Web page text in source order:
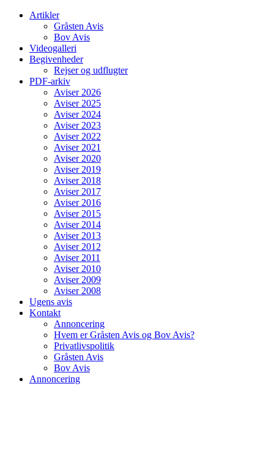
Artikler
Gråsten Avis
Bov Avis
Videogalleri
Begivenheder
Rejser og udflugter
PDF-arkiv
Aviser 2026
Aviser 2025
Aviser 2024
Aviser 2023
Aviser 2022
Aviser 2021
Aviser 2020
Aviser 2019
Aviser 2018
Aviser 2017
Aviser 2016
Aviser 2015
Aviser 2014
Aviser 2013
Aviser 2012
Aviser 2011
Aviser 2010
Aviser 2009
Aviser 2008
Ugens avis
Kontakt
Annoncering
Hvem er Gråsten Avis og Bov Avis?
Privatlivspolitik
Gråsten Avis
Bov Avis
Annoncering